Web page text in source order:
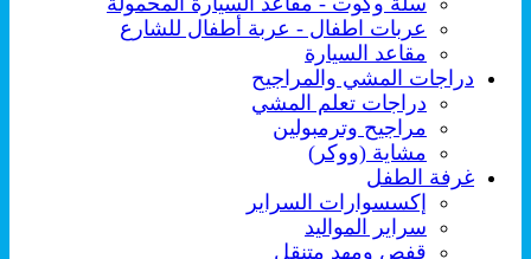
عربات اطفال - عربة أطفال للشارع
مقاعد السيارة
دراجات المشي والمراجيح
دراجات تعلم المشي
مراجيح وترمبولين
مشاية (ووكر)
غرفة الطفل
إكسسوارات السراير
سراير المواليد
قفص ومهد متنقل